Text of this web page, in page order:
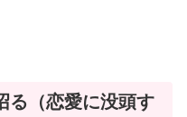
る（恋愛に没頭す